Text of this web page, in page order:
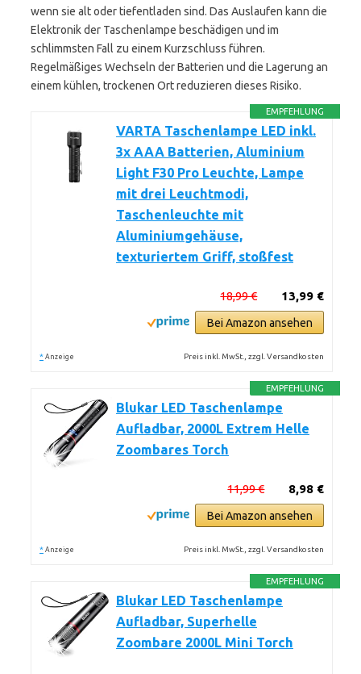
wenn sie alt oder tiefentladen sind. Das Auslaufen kann die
Elektronik der Taschenlampe beschädigen und im
schlimmsten Fall zu einem Kurzschluss führen.
Regelmäßiges Wechseln der Batterien und die Lagerung an
einem kühlen, trockenen Ort reduzieren dieses Risiko.
EMPFEHLUNG
VARTA Taschenlampe LED inkl.
3x AAA Batterien, Aluminium
Light F30 Pro Leuchte, Lampe
mit drei Leuchtmodi,
Taschenleuchte mit
Aluminiumgehäuse,
texturiertem Griff, stoßfest
13,99 €
18,99 €
Bei Amazon ansehen
* Anzeige Preis inkl. MwSt., zzgl. Versandkosten
EMPFEHLUNG
Blukar LED Taschenlampe
Aufladbar, 2000L Extrem Helle
Zoombares Torch
8,98 €
11,99 €
Bei Amazon ansehen
* Anzeige Preis inkl. MwSt., zzgl. Versandkosten
EMPFEHLUNG
Blukar LED Taschenlampe
Aufladbar, Superhelle
Zoombare 2000L Mini Torch